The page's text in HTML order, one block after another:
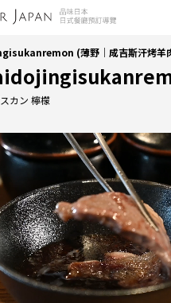
(薄野｜成吉斯汗烤羊
カン 檸檬